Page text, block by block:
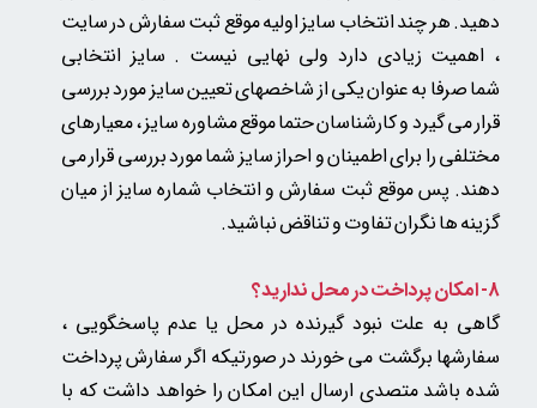
دهید. هر چند انتخاب سایز اولیه موقع ثبت سفارش در سایت
، اهمیت زیادی دارد ولی نهایی نیست . سایز انتخابی
شما صرفا به عنوان یکی از شاخصهای تعیین سایز مورد بررسی
قرار می گیرد و کارشناسان حتما موقع مشاوره سایز ، معیارهای
مختلفی را برای اطمینان و احراز سایز شما مورد بررسی قرار می
دهند. پس موقع ثبت سفارش و انتخاب شماره سایز از میان
گزینه ها نگران تفاوت و تناقض نباشید.
8- امکان پرداخت در محل ندارید؟
گاهی به علت نبود گیرنده در محل یا عدم پاسخگویی ،
سفارشها برگشت می خورند در صورتیکه اگر سفارش پرداخت
شده باشد متصدی ارسال این امکان را خواهد داشت که با